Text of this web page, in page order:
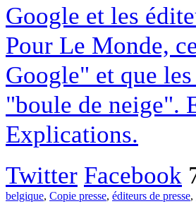
Google et les
Pour Le Monde,
Google" et que
"boule de neige".
Explications.
Twitter Facebook
belgique, Copie presse, éditeurs de presse,